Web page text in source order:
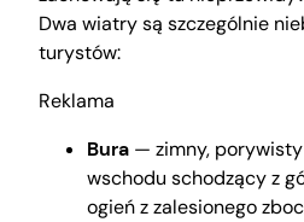
Dwa wiatry są szczególnie
turystów:
Reklama
Bura — zimny,
wschodu schodzący z
ogień z zalesionego